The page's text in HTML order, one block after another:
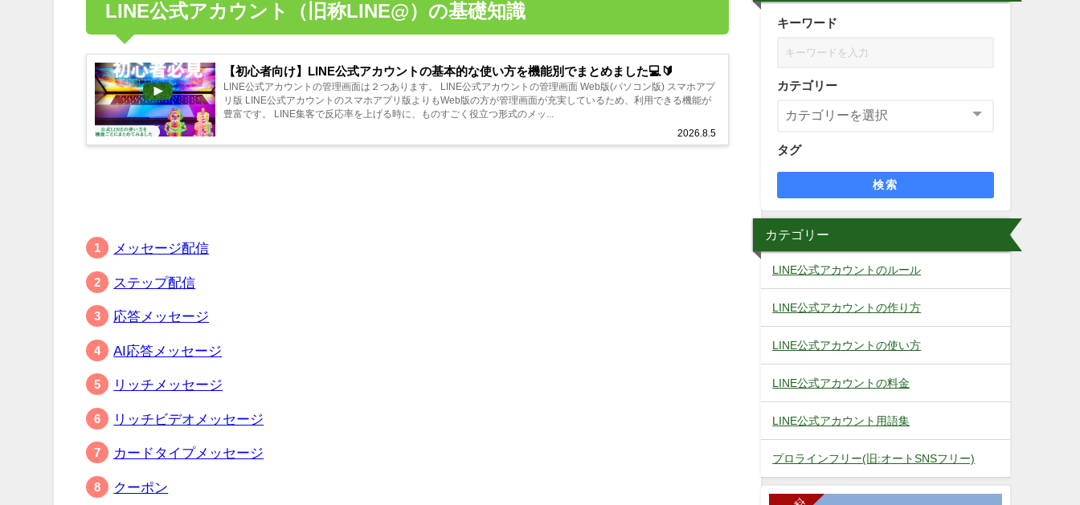
LINE公式アカウント（旧称LINE@）の基礎知識
【初心者向け】LINE公式アカウントの基本的な使い方を機能別でまとめました💻🔰
2026.8.5
LINE公式アカウントの管理画面は２つあります。 LINE公式アカウントの管理画面 Web版(パソコン版) スマホアプ
リ版 LINE公式アカウントのスマホアプリ版よりもWeb版の方が管理画面が充実しているため、利用できる機能が
豊富です。 LINE集客で反応率を上げる時に、ものすごく役立つ形式のメッ...
メッセージ配信
ステップ配信
応答メッセージ
AI応答メッセージ
リッチメッセージ
リッチビデオメッセージ
カードタイプメッセージ
クーポン
キーワード
カテゴリー
タグ
検索
カテゴリー
LINE公式アカウントのルール
LINE公式アカウントの作り方
LINE公式アカウントの使い方
LINE公式アカウントの料金
LINE公式アカウント用語集
プロラインフリー(旧:オートSNSフリー)